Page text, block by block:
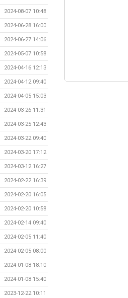
2024-08-07 10:48
2024-06-28 16:00
2024-06-27 14:06
2024-05-07 10:58
2024-04-16 12:13
2024-04-12 09:40
2024-04-05 15:03
2024-03-26 11:31
2024-03-25 12:43
2024-03-22 09:40
2024-03-20 17:12
2024-03-12 16:27
2024-02-22 16:39
2024-02-20 16:05
2024-02-20 10:58
2024-02-14 09:40
2024-02-05 11:40
2024-02-05 08:00
2024-01-08 18:10
2024-01-08 15:40
2023-12-22 10:11